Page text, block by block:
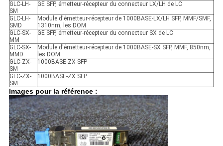
GLC-LH-
SM
GE SFP, émetteur-récepteur du connecteur LX/LH de LC
GLC-LH-
SMD
Module d'émetteur-récepteur de 1000BASE-LX/LH SFP, MMF/SMF,
1310nm, les DOM
GLC-SX-
MM
GE SFP, émetteur-récepteur du connecteur SX de LC
GLC-SX-
MMD
Module d'émetteur-récepteur de 1000BASE-SX SFP, MMF, 850nm,
les DOM
GLC-ZX-
SM
1000BASE-ZX SFP
GLC-ZX-
SM
1000BASE-ZX SFP
Images pour la référence :